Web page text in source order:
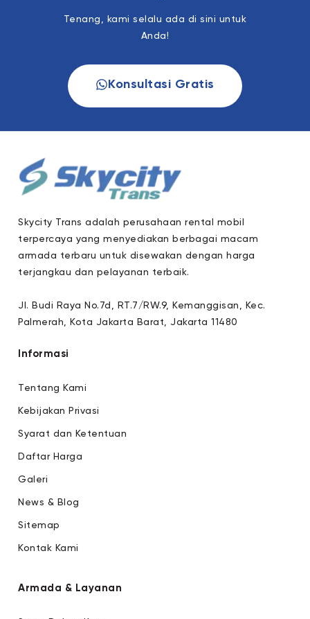
Tenang, kami selalu ada di sini untuk
Anda!
Konsultasi Gratis
Skycity Trans adalah perusahaan rental mobil
terpercaya yang menyediakan berbagai macam
armada terbaru untuk disewakan dengan harga
terjangkau dan pelayanan terbaik.
Jl. Budi Raya No.7d, RT.7/RW.9, Kemanggisan, Kec.
Palmerah, Kota Jakarta Barat, Jakarta 11480
Informasi
Tentang Kami
Kebijakan Privasi
Syarat dan Ketentuan
Daftar Harga
Galeri
News & Blog
Sitemap
Kontak Kami
Armada & Layanan